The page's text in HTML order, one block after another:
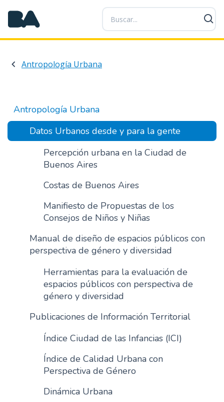
P
a
s
a
t
e
n
o
r
i
n
c
p
a
l
Antropología Urbana
Antropología Urbana
Datos Urbanos desde y para la gente
Percepción urbana en la Ciudad de
Buenos Aires
Costas de Buenos Aires
Manifiesto de Propuestas de los
Consejos de Niños y Niñas
Manual de diseño de espacios públicos con
perspectiva de género y diversidad
Herramientas para la evaluación de
espacios públicos con perspectiva de
género y diversidad
Publicaciones de Información Territorial
Índice Ciudad de las Infancias (ICI)
Índice de Calidad Urbana con
Perspectiva de Género
Dinámica Urbana